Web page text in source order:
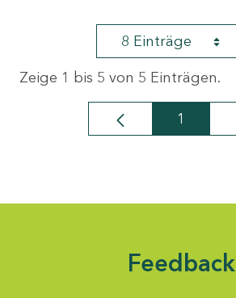
8 Einträge
Zeige 1 bis 5 von 5 Einträgen.
Seite
1
Feedback